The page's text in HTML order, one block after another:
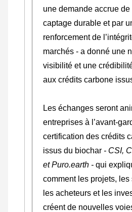
une demande accrue
captage durable et par
renforcement de
marchés - a donné une
visibilité et une
aux crédits carbone
Les échanges seront
entreprises à l’avant-
certification des crédits
issus du biochar - CSI,
et Puro.earth - qui
comment les projets, les
les acheteurs et les
créent de nouvelles